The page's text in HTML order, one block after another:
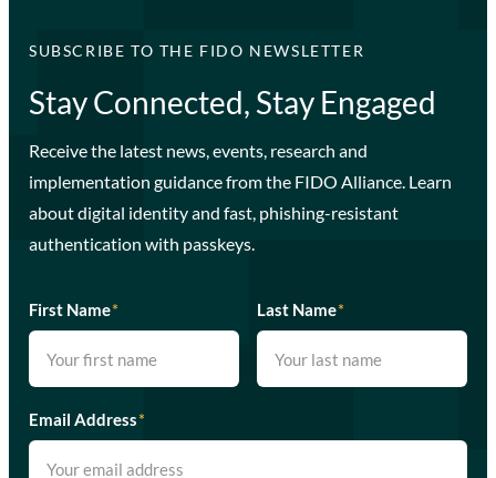
SUBSCRIBE TO THE FIDO NEWSLETTER
Stay Connected, Stay Engaged
Receive the latest news, events, research and
implementation guidance from the FIDO Alliance. Learn
about digital identity and fast, phishing-resistant
authentication with passkeys.
First Name* Last Name*
Email Address*